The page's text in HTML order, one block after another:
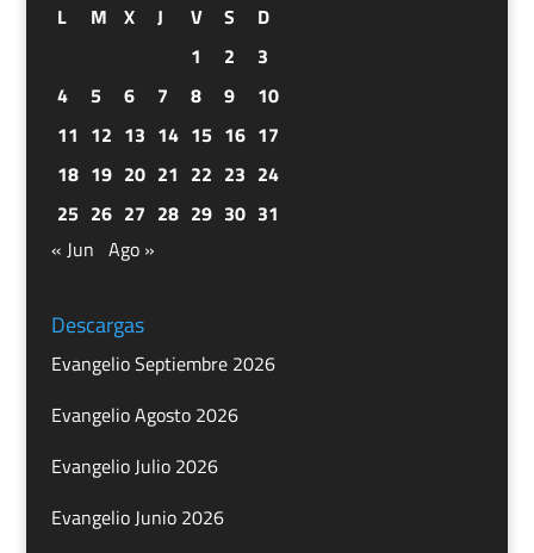
L M X J V S
D
1
2
3
4
5 6 7 8 9
10
11 12 13 14 15 16 17
18 19 20 21 22 23 24
25 26 27 28 29 30 31
« Jun Ago »
Descargas
Evangelio Septiembre 2026
Evangelio Agosto 2026
Evangelio Julio 2026
Evangelio Junio 2026